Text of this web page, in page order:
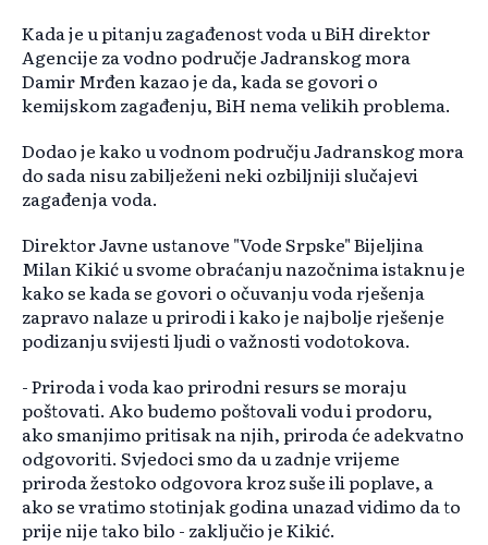
Kada je u pitanju zagađenost voda u BiH direktor
Agencije za vodno područje Jadranskog mora
Damir Mrđen kazao je da, kada se govori o
kemijskom zagađenju, BiH nema velikih problema.
Dodao je kako u vodnom području Jadranskog mora
do sada nisu zabilježeni neki ozbiljniji slučajevi
zagađenja voda.
Direktor Javne ustanove "Vode Srpske" Bijeljina
Milan Kikić u svome obraćanju nazočnima istaknu je
kako se kada se govori o očuvanju voda rješenja
zapravo nalaze u prirodi i kako je najbolje rješenje
podizanju svijesti ljudi o važnosti vodotokova.
- Priroda i voda kao prirodni resurs se moraju
poštovati. Ako budemo poštovali vodu i prodoru,
ako smanjimo pritisak na njih, priroda će adekvatno
odgovoriti. Svjedoci smo da u zadnje vrijeme
priroda žestoko odgovora kroz suše ili poplave, a
ako se vratimo stotinjak godina unazad vidimo da to
prije nije tako bilo - zaključio je Kikić.